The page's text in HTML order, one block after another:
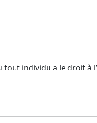
individu a le droit à